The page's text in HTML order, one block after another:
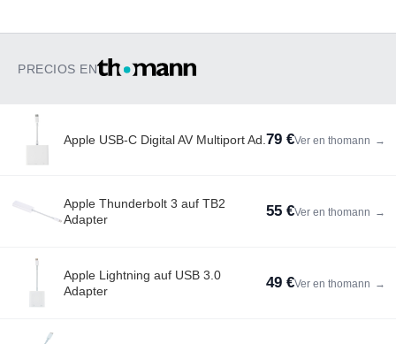
PRECIOS EN
Apple USB-C Digital AV Multiport Ad.79 €Ver en thomann →
Apple Thunderbolt 3 auf TB2
Adapter
55 €Ver en thomann →
Apple Lightning auf USB 3.0
Adapter
49 €Ver en thomann →